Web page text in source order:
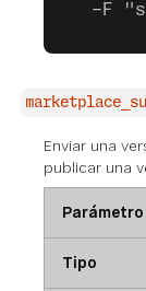
-F
Enviar una
publicar una
Parámetro
Tipo